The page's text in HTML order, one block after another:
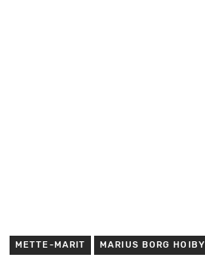
METTE-MARIT MARIUS BORG HOIBY